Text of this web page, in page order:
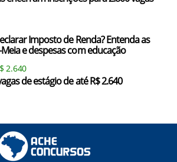
Imposto de Renda? Entenda as
e despesas com educação
2.640
de estágio de até R$ 2.640